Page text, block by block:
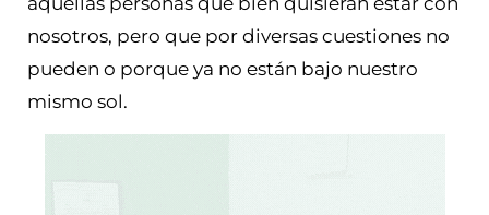
nosotros, pero que por diversas cuestiones no
pueden o porque ya no están bajo nuestro
mismo sol.